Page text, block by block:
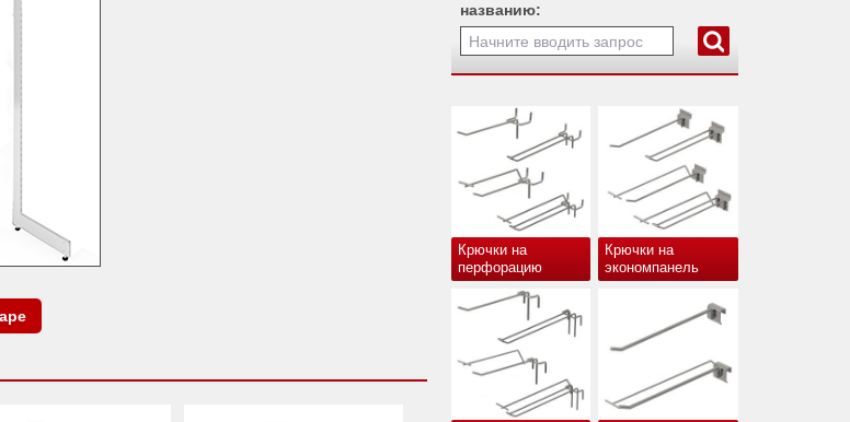
названию:
Крючки на
перфорацию
Крючки на
экономпанель